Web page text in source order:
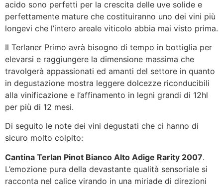
acido sono perfetti per la crescita delle uve solide e
perfettamente mature che costituiranno uno dei vini più
longevi che l’intero areale viticolo abbia mai visto prima.
Il Terlaner Primo avrà bisogno di tempo in bottiglia per
elevarsi e raggiungere la dimensione massima che
travolgerà appassionati ed amanti del settore in quanto
in degustazione mostra leggere dolcezze riconducibili
alla vinificazione e l’affinamento in legni grandi di 12hl
per più di 12 mesi.
Di seguito le note dei vini degustati che ci hanno di
sicuro molto colpito:
Cantina Terlan Pinot Bianco Alto Adige Rarity 2007.
L’emozione pura della devastante qualità sensoriale si
racconta nel calice virando in una miriade di direzioni